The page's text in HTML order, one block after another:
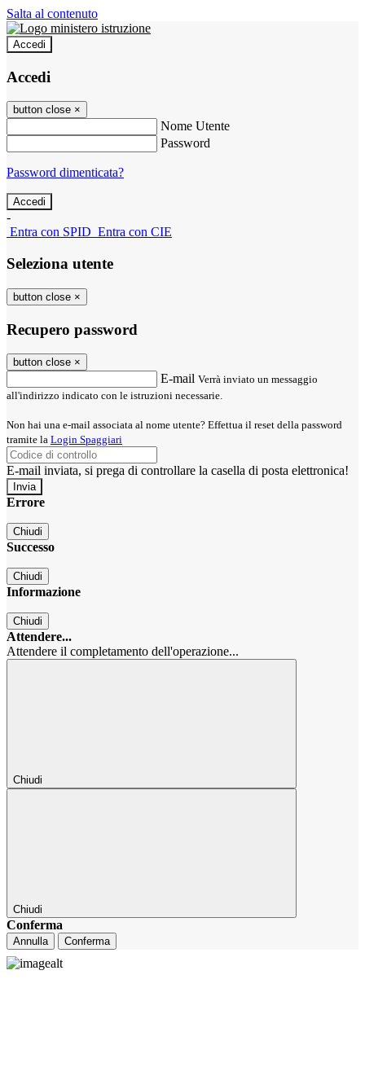
Salta al contenuto
Accedi
Accedi
button close ×
Nome Utente
Password
Password dimenticata?
-
Entra con SPID Entra con CIE
Seleziona utente
button close ×
Recupero password
button close ×
E-mail Verrà inviato un messaggio
all'indirizzo indicato con le istruzioni necessarie.
Non hai una e-mail associata al nome utente? Effettua il reset della password
tramite la Login Spaggiari
E-mail inviata, si prega di controllare la casella di posta elettronica!
Errore
Chiudi
Successo
Chiudi
Informazione
Chiudi
Attendere...
Attendere il completamento dell'operazione...
Chiudi
Chiudi
Conferma
Annulla Conferma